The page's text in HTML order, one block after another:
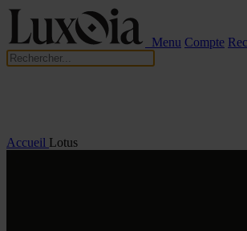
Menu Compte
Accueil Lotus